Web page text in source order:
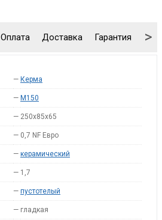
Оплата Доставка Гарантия >
— Керма
— M150
— 250х85х65
— 0,7 NF Евро
— керамический
— 1,7
— пустотелый
— гладкая